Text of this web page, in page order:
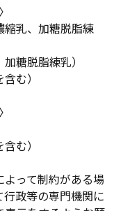
縮乳、加糖脱脂練
糖脱脂練乳）
む）
む）
って制約がある場
政等の専門機関に